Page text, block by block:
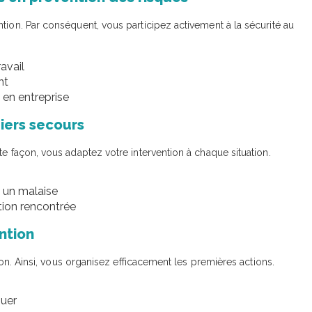
Par conséquent, vous participez activement à la sécurité au
entreprise
secours
vous adaptez votre intervention à chaque situation.
malaise
rencontrée
Ainsi, vous organisez efficacement les premières actions.